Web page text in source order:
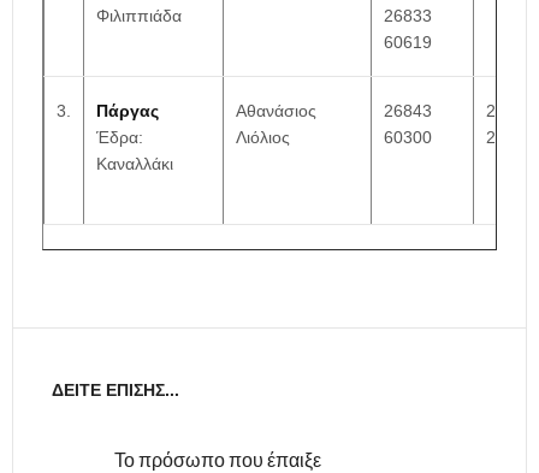
Φιλιππιάδα
26833
60619
3.
Πάργας
Έδρα:
Καναλλάκι
Αθανάσιος
Λιόλιος
26843
60300
26840
22460
ΔΕΊΤΕ ΕΠΊΣΗΣ...
Το πρόσωπο που έπαιξε